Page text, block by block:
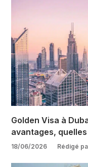
Golden Visa à
avantages,
18/06/2026 Rédigé